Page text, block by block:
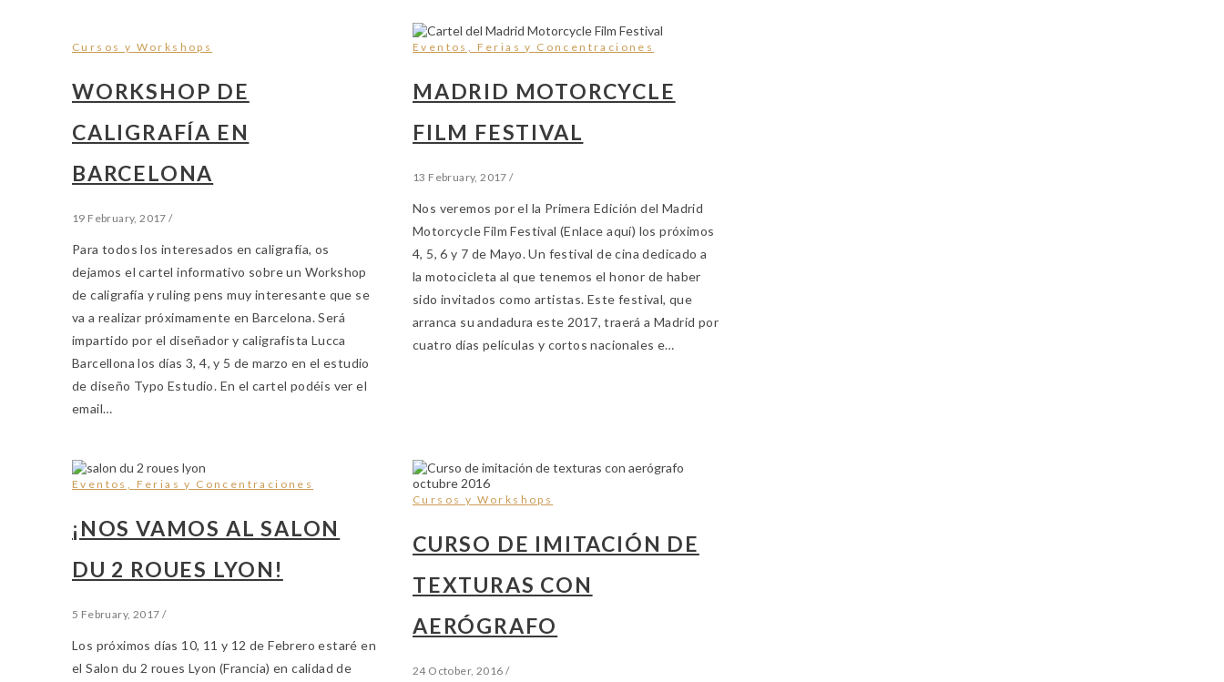
Cursos y Workshops
WORKSHOP DE
CALIGRAFÍA EN
BARCELONA
19 February, 2017 /
Para todos los interesados en caligrafía, os
dejamos el cartel informativo sobre un Workshop
de caligrafía y ruling pens muy interesante que se
va a realizar próximamente en Barcelona. Será
impartido por el diseñador y caligrafista Lucca
Barcellona los días 3, 4, y 5 de marzo en el estudio
de diseño Typo Estudio. En el cartel podéis ver el
email…
Eventos, Ferias y Concentraciones
MADRID MOTORCYCLE
FILM FESTIVAL
13 February, 2017 /
Nos veremos por el la Primera Edición del Madrid
Motorcycle Film Festival (Enlace aquí) los próximos
4, 5, 6 y 7 de Mayo. Un festival de cina dedicado a
la motocicleta al que tenemos el honor de haber
sido invitados como artistas. Este festival, que
arranca su andadura este 2017, traerá a Madrid por
cuatro días películas y cortos nacionales e…
Eventos, Ferias y Concentraciones
¡NOS VAMOS AL SALON
DU 2 ROUES LYON!
5 February, 2017 /
Los próximos días 10, 11 y 12 de Febrero estaré en
el Salon du 2 roues Lyon (Francia) en calidad de
Cursos y Workshops
CURSO DE IMITACIÓN DE
TEXTURAS CON
AERÓGRAFO
24 October, 2016 /